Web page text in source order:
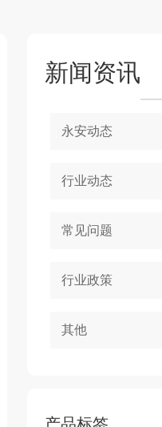
新闻资讯
永安动态
行业动态
常见问题
行业政策
其他